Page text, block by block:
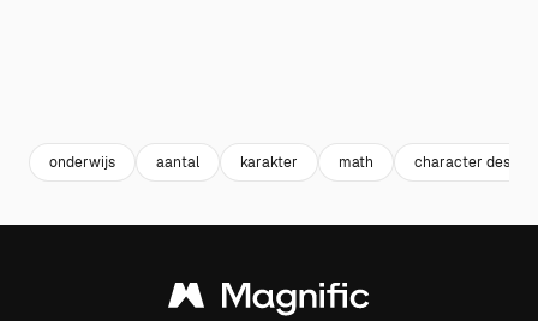
onderwijs aantal karakter math character design